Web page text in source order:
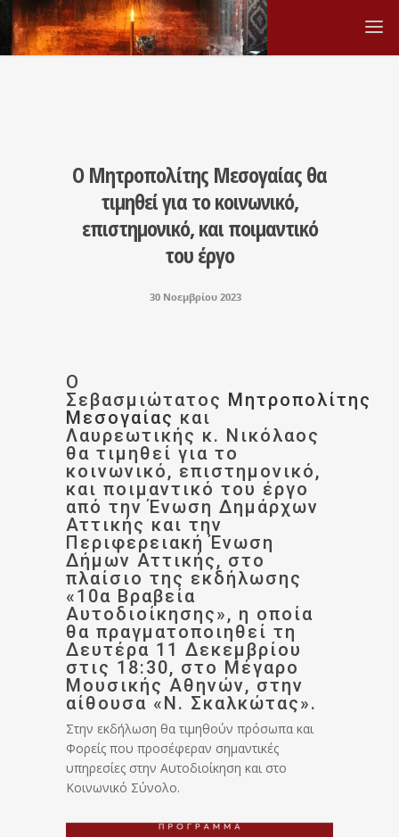
Ο Μητροπολίτης Μεσογαίας θα
τιμηθεί για το κοινωνικό,
επιστημονικό, και ποιμαντικό
του έργο
30 Νοεμβρίου 2023
Ο
Σεβασμιώτατος Μητροπολίτης
Μεσογαίας και
Λαυρεωτικής κ. Νικόλαος
θα τιμηθεί για το
κοινωνικό, επιστημονικό,
και ποιμαντικό του έργο
από την Ένωση Δημάρχων
Αττικής και την
Περιφερειακή Ένωση
Δήμων Αττικής, στο
πλαίσιο της εκδήλωσης
«10α Βραβεία
Αυτοδιοίκησης», η οποία
θα πραγματοποιηθεί τη
Δευτέρα 11 Δεκεμβρίου
στις 18:30, στο Μέγαρο
Μουσικής Αθηνών, στην
αίθουσα «Ν. Σκαλκώτας».
Στην εκδήλωση θα τιμηθούν πρόσωπα και
Φορείς που προσέφεραν σημαντικές
υπηρεσίες στην Αυτοδιοίκηση και στο
Κοινωνικό Σύνολο.